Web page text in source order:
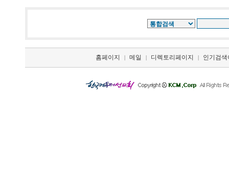
홈페이지 | 메일 | 디렉토리페이지 | 인기검색